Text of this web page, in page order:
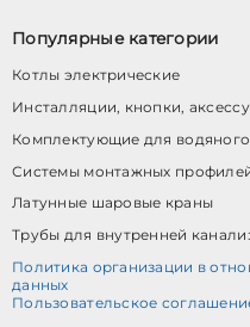
Популярные категории
Котлы электрические
Инсталляции, кнопки,
Комплектующие для
Системы монтажных
Латунные шаровые краны
Трубы для внутренней
Политика организации в
данных
Пользовательское